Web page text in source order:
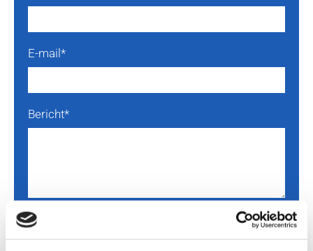
E-mail*
Bericht*
Vul het woord in dat u ziet in onderstaand
plaatje *